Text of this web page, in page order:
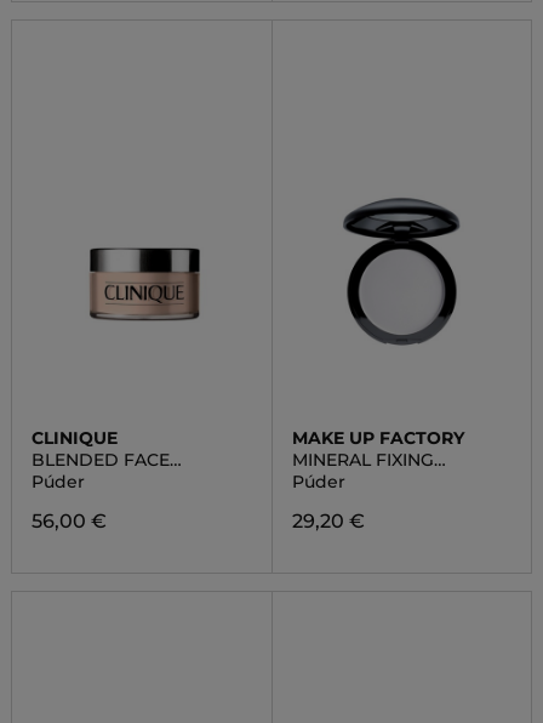
CLINIQUE
BLENDED FACE
POWDER AND BRUSH
Púder
56,00 €
MAKE UP FACTORY
MINERAL FIXING
POWDER
Púder
29,20 €